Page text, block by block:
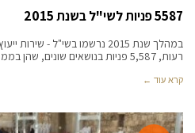
5587 פניות לשי"ל בשנת 2015
במהלך שנת 2015 נרשמו בשי"ל -
רעות, 5,587 פניות בנושאים שונים, שהן בממוצע יותר
קרא עוד ←